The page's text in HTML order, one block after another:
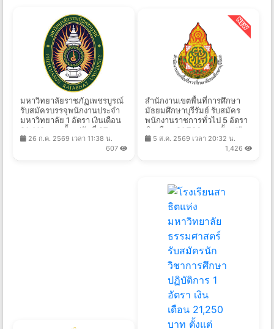
มหาวิทยาลัยราชภัฏเพชรบูรณ์
รับสมัครบรรจุพนักงานประจำ
มหาวิทยาลัย 1 อัตรา เงินเดือน
21,410 บาท ตั้งแต่วันที่ 27 ก.ค.
- 13 ส.ค. 2569
26 ก.ค. 2569 เวลา 11:38 น.
607
สำนักงานเขตพื้นที่การศึกษา
มัธยมศึกษาบุรีรัมย์ รับสมัคร
พนักงานราชการทั่วไป 5 อัตรา
เงินเดือน 21,780 บาท ตั้งแต่วัน
ที่ 10-14 ส.ค. 2569
5 ส.ค. 2569 เวลา 20:32 น.
1,426